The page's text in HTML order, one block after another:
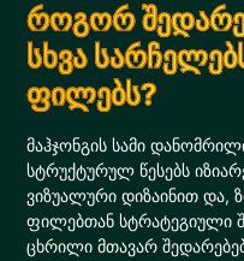
როგორ
სხვა
ფილებს?
მაჰჯონგის სამი
სტრუქტურულ წესებს
ვიზუალური დიზაინით და,
ფილებთან სტრატეგიული
ცხრილი მთავარ